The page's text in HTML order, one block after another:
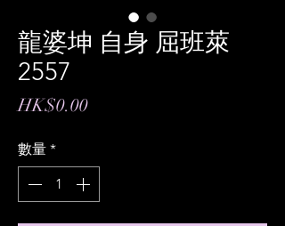
龍婆坤 自身 屈班萊
2557
HK$0.00價
數量 *